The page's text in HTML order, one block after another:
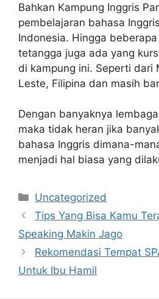
Bahkan Kampung Inggris
pembelajaran bahasa
Indonesia. Hingga
tetangga juga ada yang
di kampung ini. Seperti dari
Leste, Filipina dan masih
Dengan banyaknya
maka tidak heran jika
bahasa Inggris dimana-
menjadi hal biasa yang
Categories
Uncategorized
Tips Yang Bisa Kamu
Speaking Makin Jago
Rekomendasi Tempat
Untuk Ibu Hamil